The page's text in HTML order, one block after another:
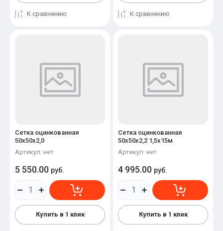
К сравнению К сравнению
Сетка оцинкованная
50х50х2,0
Артикул: нет
5 550.00 руб.
Купить в 1 клик
Сетка оцинкованная
50х50х2,2 1,5х15м
Артикул: нет
4 995.00 руб.
Купить в 1 клик